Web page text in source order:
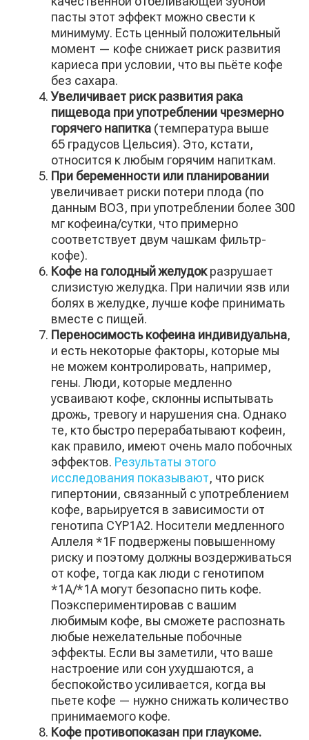
пасты этот эффект можно свести к
минимуму. Есть ценный положительный
момент — кофе снижает риск развития
кариеса при условии, что вы пьёте кофе
без сахара.
Увеличивает риск развития рака
пищевода при употреблении чрезмерно
горячего напитка (температура выше
65 градусов Цельсия). Это, кстати,
относится к любым горячим напиткам.
При беременности или планировании
увеличивает риски потери плода (по
данным ВОЗ, при употреблении более 300
мг кофеина/сутки, что примерно
соответствует двум чашкам фильтр-
кофе).
Кофе на голодный желудокразрушает
слизистую желудка. При наличии язв или
болях в желудке, лучше кофе принимать
вместе с пищей.
Переносимость кофеина индивидуальна,
и есть некоторые факторы, которые мы
не можем контролировать, например,
гены. Люди, которые медленно
усваивают кофе, склонны испытывать
дрожь, тревогу и нарушения сна. Однако
те, кто быстро перерабатывают кофеин,
как правило, имеют очень мало побочных
эффектов. Результаты этого
исследования показывают, что риск
гипертонии, связанный с употреблением
кофе, варьируется в зависимости от
генотипа CYP1A2. Носители медленного
Аллеля *1F подвержены повышенному
риску и поэтому должны воздерживаться
от кофе, тогда как люди с генотипом
*1A/*1A могут безопасно пить кофе.
Поэкспериментировав с вашим
любимым кофе, вы сможете распознать
любые нежелательные побочные
эффекты. Если вы заметили, что ваше
настроение или сон ухудшаются, а
беспокойство усиливается, когда вы
пьете кофе — нужно снижать количество
принимаемого кофе.
Кофе противопоказан при глаукоме.